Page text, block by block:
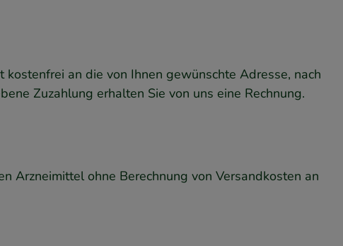
an die von Ihnen gewünschte Adresse, nach
Zuzahlung erhalten Sie von uns eine Rechnung.
Arzneimittel ohne Berechnung von Versandkosten an